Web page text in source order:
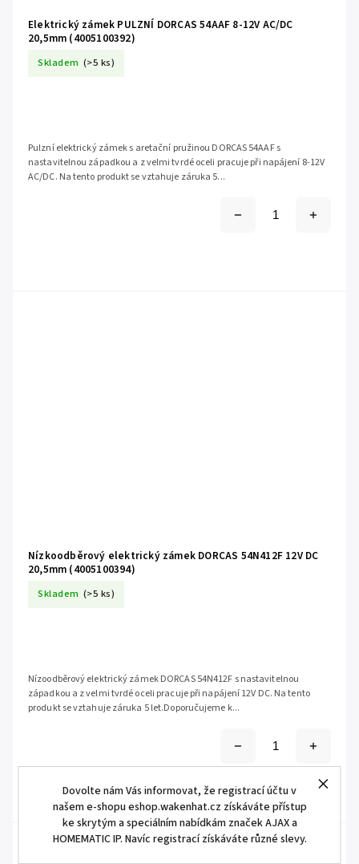
Dovolte nám Vás informovat, že registrací účtu v
našem e-shopu eshop.wakenhat.cz získáváte přístup
ke skrytým a speciálním nabídkám značek AJAX a
HOMEMATIC IP. Navíc registrací získáváte různé slevy.
Elektrický zámek PULZNÍ DORCAS 54AAF 8-12V AC/DC
20,5mm (4005100392)
Skladem (>5 ks)
Pulzní elektrický zámek s aretační pružinou DORCAS 54AAF s
nastavitelnou západkou a z velmi tvrdé oceli pracuje při napájení 8-12V
AC/DC. Na tento produkt se vztahuje záruka 5...
Nízkoodběrový elektrický zámek DORCAS 54N412F 12V DC
20,5mm (4005100394)
Skladem (>5 ks)
Nízoodběrový elektrický zámek DORCAS 54N412F s nastavitelnou
západkou a z velmi tvrdé oceli pracuje při napájení 12V DC. Na tento
produkt se vztahuje záruka 5 let.Doporučujeme k...